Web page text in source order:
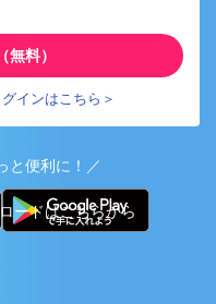
無料）
インはこちら＞
と便利に！／
ードはこちらから